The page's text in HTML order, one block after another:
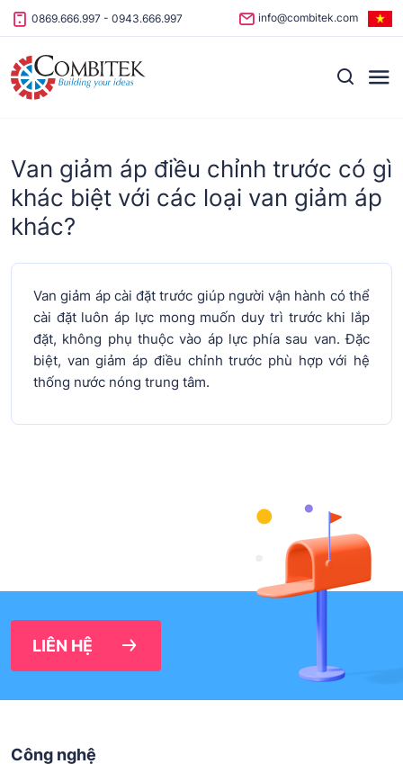
Skip to content
0869.666.997 - 0943.666.997 info@combitek.com
Van giảm áp điều chỉnh trước có gì
khác biệt với các loại van giảm áp
khác?
Van giảm áp cài đặt trước giúp người vận hành có thể
cài đặt luôn áp lực mong muốn duy trì trước khi lắp
đặt, không phụ thuộc vào áp lực phía sau van. Đặc
biệt, van giảm áp điều chỉnh trước phù hợp với hệ
thống nước nóng trung tâm.
LIÊN HỆ
Công nghệ